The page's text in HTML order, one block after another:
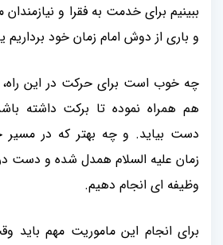
ببینیم برای خدمت به فقرا و نیازمندان
و باری از دوش امام زمان خود برداریم
چه خوب است برای حرکت در این راه،
هم همراه نموده تا برکت داشته
دست بیاید. و چه بهتر که در مسیر
زمان علیه السلام همدل شده و دست
وظیفه ای انجام دهیم.
برای انجام این ماموریت مهم